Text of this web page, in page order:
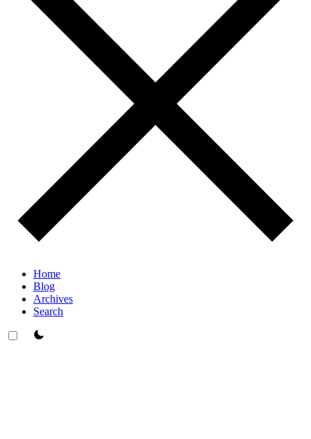
Home
Blog
Archives
Search
theme switcher